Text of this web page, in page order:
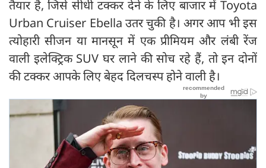
तैयार है, जिसे सीधी टक्कर देने के लिए बाजार में Toyota
Urban Cruiser Ebella उतर चुकी है। अगर आप भी इस
त्योहारी सीजन या मानसून में एक प्रीमियम और लंबी रेंज
वाली इलेक्ट्रिक SUV घर लाने की सोच रहे हैं, तो इन दोनों
की टक्कर आपके लिए बेहद दिलचस्प होने वाली है।